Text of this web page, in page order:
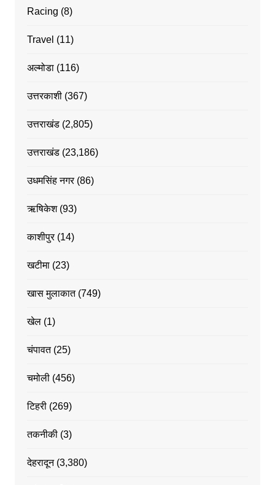
Racing (8)
Travel (11)
अल्मोडा(116)
उत्तरकाशी(367)
उत्तराखंड(2,805)
उत्तराखंड(23,186)
उधमसिंह नगर(86)
ऋषिकेश(93)
काशीपुर(14)
खटीमा(23)
खास मुलाकात(749)
खेल(1)
चंपावत(25)
चमोली(456)
टिहरी(269)
तकनीकी(3)
देहरादून(3,380)